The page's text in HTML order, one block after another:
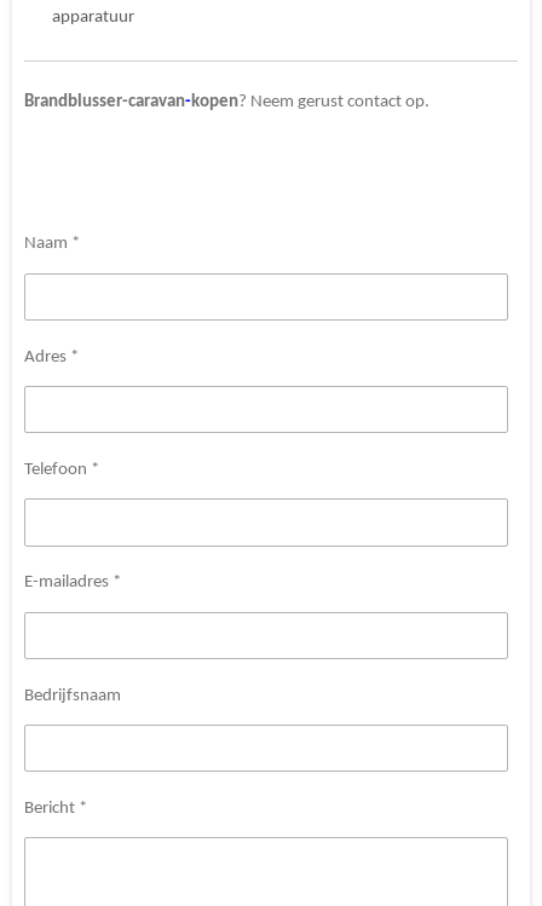
apparatuur
Brandblusser-caravan-kopen? Neem gerust contact op.
Naam *
Adres *
Telefoon *
E-mailadres *
Bedrijfsnaam
Bericht *